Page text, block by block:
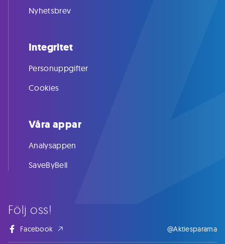
Följ oss!
Facebook @Aktiespararna
Nyhetsbrev
Integritet
Personuppgifter
Cookies
Våra appar
Analysappen
SaveByBell